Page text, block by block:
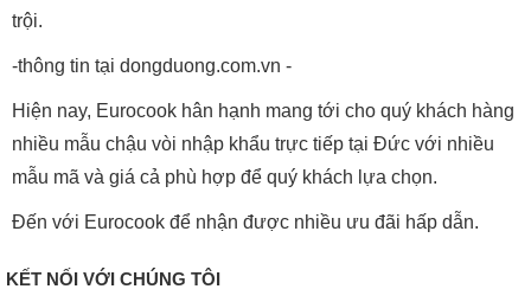
trội.
-thông tin tại dongduong.com.vn -
Hiện nay, Eurocook hân hạnh mang tới cho quý khách hàng
nhiều mẫu chậu vòi nhập khẩu trực tiếp tại Đức với nhiều
mẫu mã và giá cả phù hợp để quý khách lựa chọn.
Đến với Eurocook để nhận được nhiều ưu đãi hấp dẫn.
KẾT NỐI VỚI CHÚNG TÔI